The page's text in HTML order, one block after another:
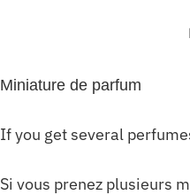
Miniature de parfum
If you get several
Si vous prenez plusieurs